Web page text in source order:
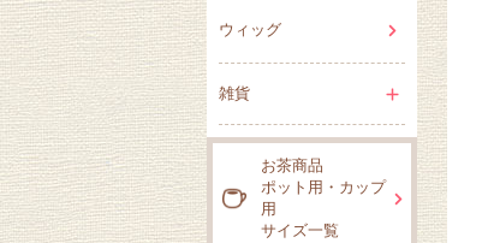
ウィッグ
雑貨
お茶商品
ポット用・カップ
用
サイズ一覧